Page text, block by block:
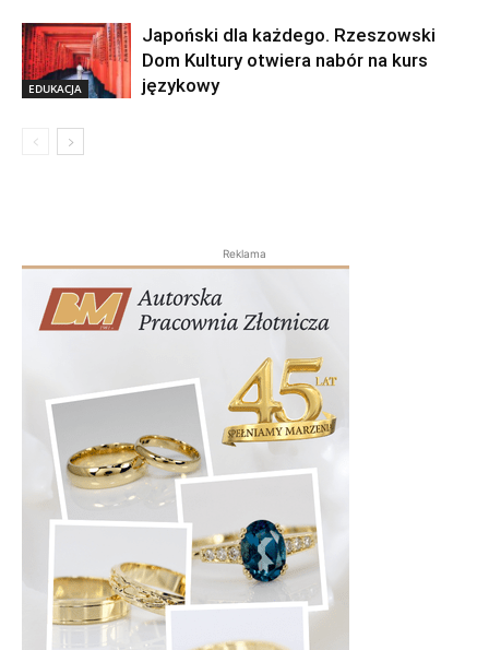
EDUKACJA
Japoński dla każdego. Rzeszowski
Dom Kultury otwiera nabór na kurs
językowy
Reklama